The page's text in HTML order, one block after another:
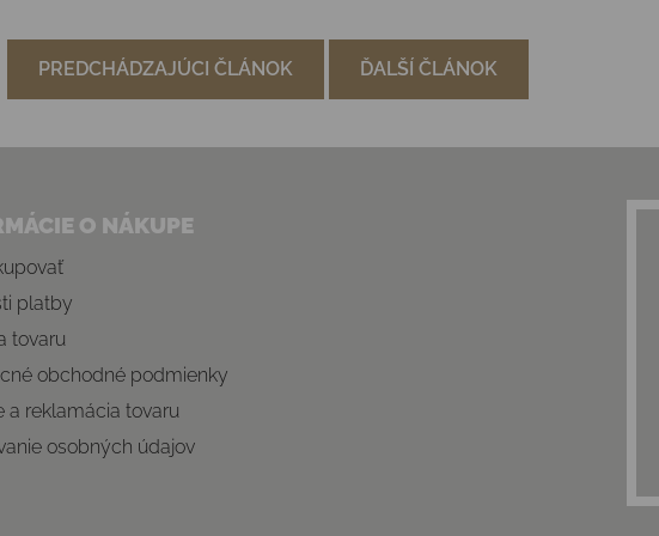
PREDCHÁDZAJÚCI ČLÁNOK ĎALŠÍ ČLÁNOK
O NÁKUPE
platby
tovaru
obchodné podmienky
a reklamácia tovaru
osobných údajov